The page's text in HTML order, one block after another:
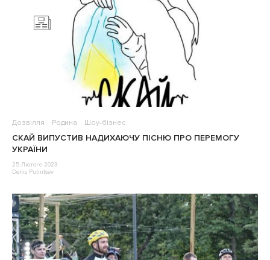
Дозвілля Родина Шоу-бізнес
СКАЙ ВИПУСТИВ НАДИХАЮЧУ ПІСНЮ ПРО ПЕРЕМОГУ
УКРАЇНИ
25 Лютого 2023
Denis Putintsev